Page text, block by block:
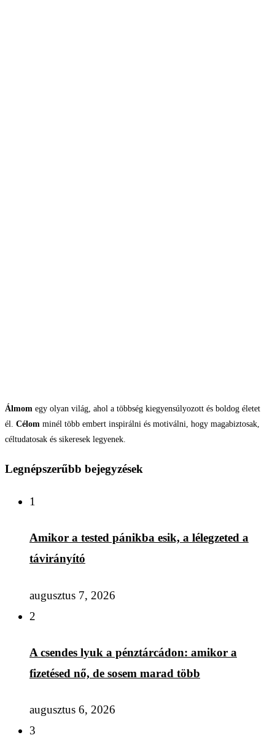
Álmom egy olyan világ, ahol a többség kiegyensúlyozott és boldog életet
él. Célom minél több embert inspirálni és motiválni, hogy magabiztosak,
céltudatosak és sikeresek legyenek.
Legnépszerűbb bejegyzések
1
Amikor a tested pánikba esik, a lélegzeted a
távirányító
augusztus 7, 2026
2
A csendes lyuk a pénztárcádon: amikor a
fizetésed nő, de sosem marad több
augusztus 6, 2026
3